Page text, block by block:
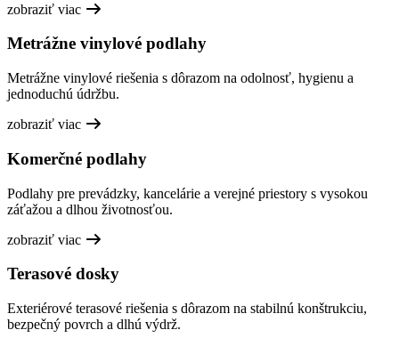
zobraziť viac
Metrážne vinylové podlahy
Metrážne vinylové riešenia s dôrazom na odolnosť, hygienu a
jednoduchú údržbu.
zobraziť viac
Komerčné podlahy
Podlahy pre prevádzky, kancelárie a verejné priestory s vysokou
záťažou a dlhou životnosťou.
zobraziť viac
Terasové dosky
Exteriérové terasové riešenia s dôrazom na stabilnú konštrukciu,
bezpečný povrch a dlhú výdrž.